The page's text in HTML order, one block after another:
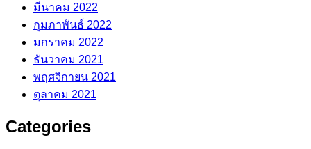
มีนาคม 2022
กุมภาพันธ์ 2022
มกราคม 2022
ธันวาคม 2021
พฤศจิกายน 2021
ตุลาคม 2021
Categories